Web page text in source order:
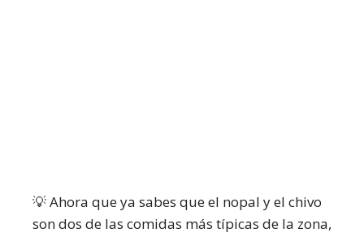
💡 Ahora que ya sabes que el nopal y el chivo
son dos de las comidas más típicas de la zona,